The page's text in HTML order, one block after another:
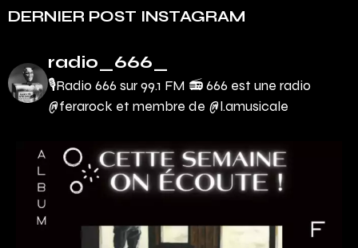
DERNIER POST INSTAGRAM
radio_666_
🎙Radio 666 sur 99.1 FM 📻666 est une radio
@ferarock et membre de @l.amusicale